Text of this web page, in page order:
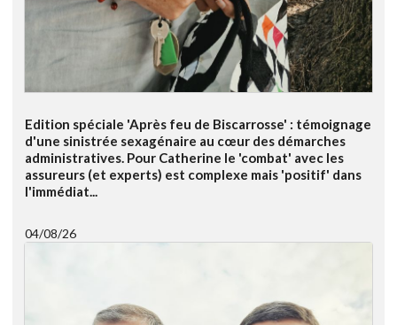
Edition spéciale 'Après feu de Biscarrosse' : témoignage
d'une sinistrée sexagénaire au cœur des démarches
administratives. Pour Catherine le 'combat' avec les
assureurs (et experts) est complexe mais 'positif' dans
l'immédiat...
04/08/26